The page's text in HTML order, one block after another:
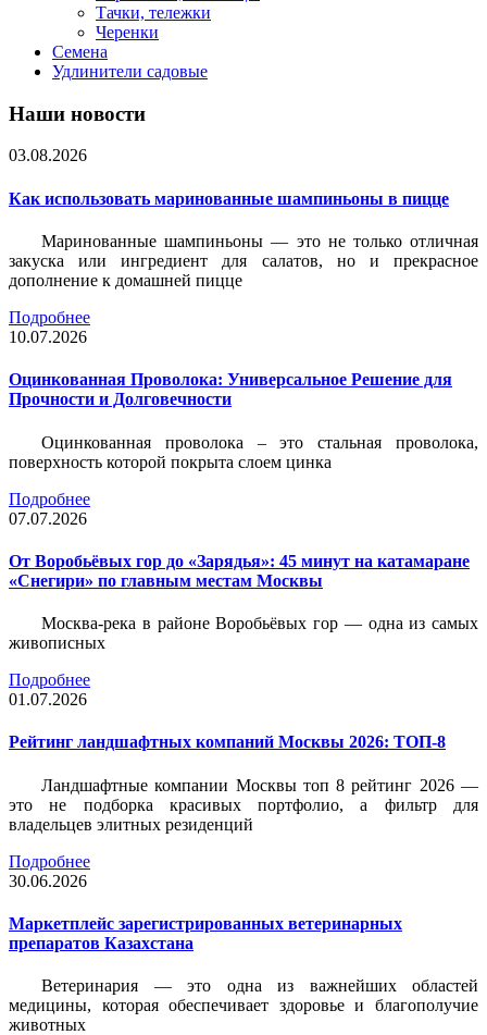
Тачки, тележки
Черенки
Семена
Удлинители садовые
Наши новости
03.08.2026
Как использовать маринованные шампиньоны в пицце
Маринованные шампиньоны — это не только отличная
закуска или ингредиент для салатов, но и прекрасное
дополнение к домашней пицце
Подробнее
10.07.2026
Оцинкованная Проволока: Универсальное Решение для
Прочности и Долговечности
Оцинкованная проволока – это стальная проволока,
поверхность которой покрыта слоем цинка
Подробнее
07.07.2026
От Воробьёвых гор до «Зарядья»: 45 минут на катамаране
«Снегири» по главным местам Москвы
Москва-река в районе Воробьёвых гор — одна из самых
живописных
Подробнее
01.07.2026
Рейтинг ландшафтных компаний Москвы 2026: ТОП-8
Ландшафтные компании Москвы топ 8 рейтинг 2026 —
это не подборка красивых портфолио, а фильтр для
владельцев элитных резиденций
Подробнее
30.06.2026
Маркетплейс зарегистрированных ветеринарных
препаратов Казахстана
Ветеринария — это одна из важнейших областей
медицины, которая обеспечивает здоровье и благополучие
животных